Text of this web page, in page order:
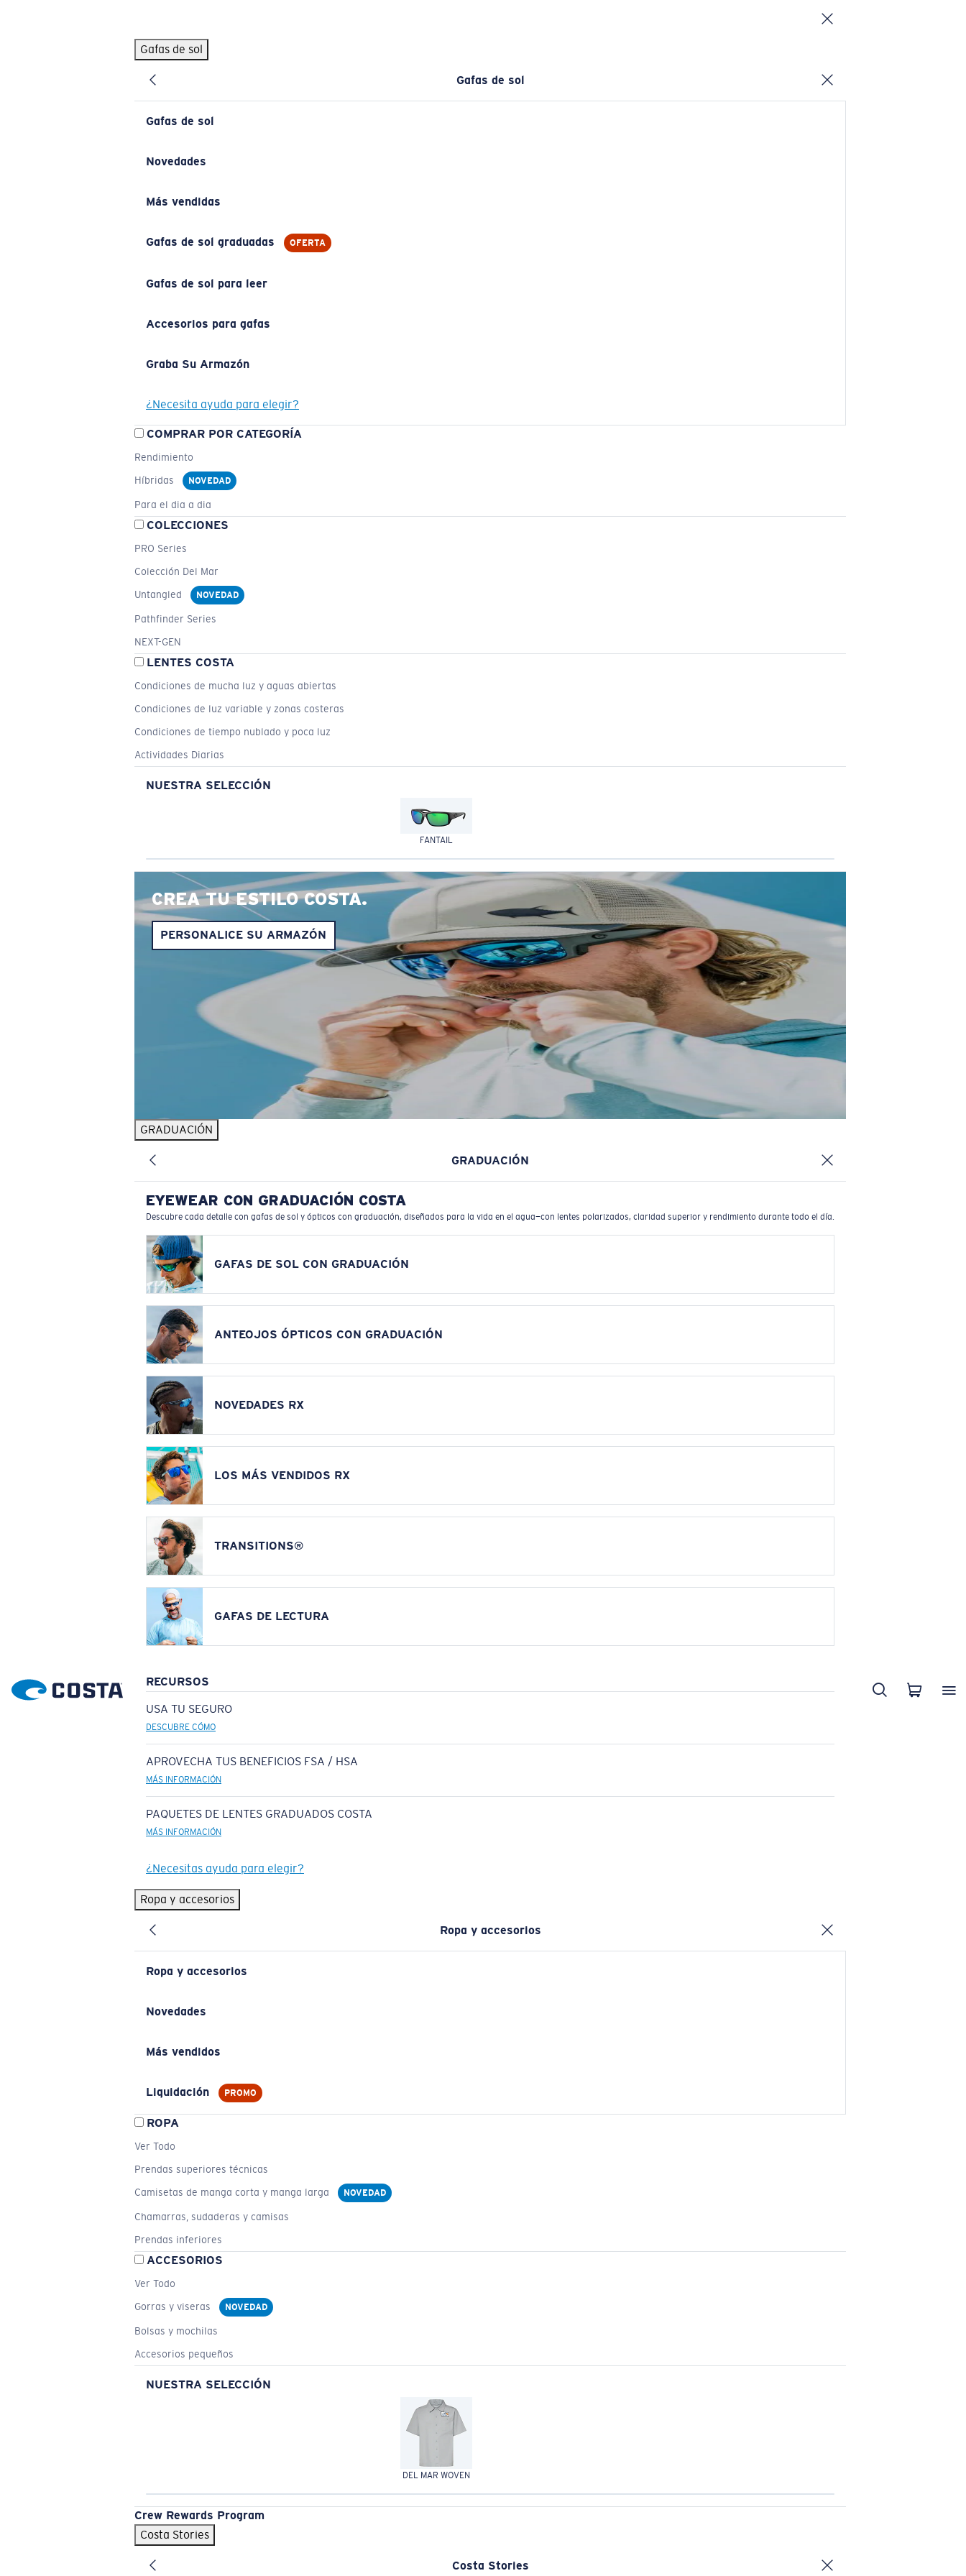
Gafas de sol
Gafas de sol
Gafas de sol
Novedades
Más vendidas
Gafas de sol graduadas OFERTA
Gafas de sol para leer
Accesorios para gafas
Graba Su Armazón
¿Necesita ayuda para elegir?
COMPRAR POR CATEGORÍA
Rendimiento
Híbridas
NOVEDAD
Para el dia a dia
COLECCIONES
PRO Series
Colección Del Mar
Untangled
NOVEDAD
Pathfinder Series
NEXT-GEN
LENTES COSTA
Condiciones de mucha luz y aguas abiertas
Condiciones de luz variable y zonas costeras
Condiciones de tiempo nublado y poca luz
Actividades Diarias
NUESTRA SELECCIÓN
FANTAIL
CREA TU ESTILO COSTA.
PERSONALICE SU ARMAZÓN
GRADUACIÓN
GRADUACIÓN
EYEWEAR CON GRADUACIÓN COSTA
Descubre cada detalle con gafas de sol y ópticos con graduación, diseñados para la vida en el agua—con lentes polarizados, claridad superior y rendimiento durante todo el día.
GAFAS DE SOL CON GRADUACIÓN
ANTEOJOS ÓPTICOS CON GRADUACIÓN
NOVEDADES RX
LOS MÁS VENDIDOS RX
TRANSITIONS®
GAFAS DE LECTURA
RECURSOS
USA TU SEGURO
DESCUBRE CÓMO
APROVECHA TUS BENEFICIOS FSA / HSA
MÁS INFORMACIÓN
PAQUETES DE LENTES GRADUADOS COSTA
MÁS INFORMACIÓN
¿Necesitas ayuda para elegir?
Ropa y accesorios
Ropa y accesorios
Ropa y accesorios
Novedades
Más vendidos
Liquidación PROMO
ROPA
Ver Todo
Prendas superiores técnicas
Camisetas de manga corta y manga larga
NOVEDAD
Chamarras, sudaderas y camisas
Prendas inferiores
ACCESORIOS
Ver Todo
Gorras y viseras
NOVEDAD
Bolsas y mochilas
Accesorios pequeños
NUESTRA SELECCIÓN
DEL MAR WOVEN
Crew Rewards Program
Costa Stories
Costa Stories
BÚSQUEDAS POPULARES
Pilothouse PRO Limited Edition Pack
Gafas de sol personalizadas
Los más vendidos de gafas de sol